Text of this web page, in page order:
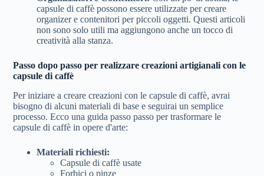
capsule di caffè possono essere utilizzate per creare
organizer e contenitori per piccoli oggetti. Questi articoli
non sono solo utili ma aggiungono anche un tocco di
creatività alla stanza.
Passo dopo passo per realizzare creazioni artigianali con le
capsule di caffè
Per iniziare a creare creazioni con le capsule di caffè, avrai
bisogno di alcuni materiali di base e seguirai un semplice
processo. Ecco una guida passo passo per trasformare le
capsule di caffè in opere d'arte:
Materiali richiesti:
Capsule di caffè usate
Forbici o pinze